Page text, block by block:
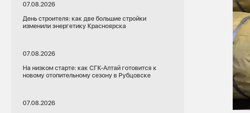
07.08.2026
День строителя: как две большие стройки
изменили энергетику Красноярска
07.08.2026
На низком старте: как СГК-Алтай готовится к
новому отопительному сезону в Рубцовске
07.08.2026